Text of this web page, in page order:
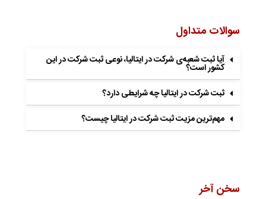
سوالات متداول
آیا ثبت شعبه‌ی شرکت در ایتالیا، نوعی ثبت شرکت در این
کشور است؟
ثبت شرکت در ایتالیا چه شرایطی دارد؟
مهم‌ترین مزیت ثبت شرکت در ایتالیا چیست؟
سخن آخر